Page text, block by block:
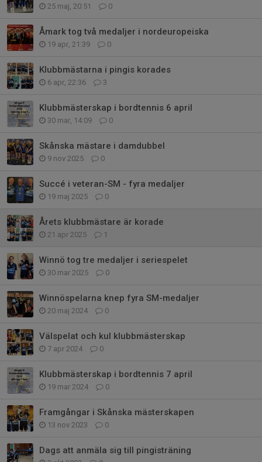
25 maj, 20:51 0
Åmark tog två medaljer i nordeuropeiska
19 apr, 21:39 0
Klubbmästarna i pingis korades
6 apr, 22:36 3
Klubbmästerskap i bordtennis 6 april
30 mar, 14:09 0
Skånska mästare i damdubbel
9 nov 2025 0
Succé i veteran-SM - fyra medaljer
19 maj 2025 0
Årets klubbmästare är korade
21 apr 2025 1
Winnö tog tre medaljer i seriespelet
30 mar 2025 0
Winnöspelarna knep fyra SM-medaljer
20 maj 2024 0
Välspelat och kul klubbmästerskap
7 apr 2024 0
Klubbmästerskap i bordtennis 7 april
19 mar 2024 0
Framgångar i Skånska mästerskapen
13 nov 2023 0
Dags att anmäla sig till pingisträning